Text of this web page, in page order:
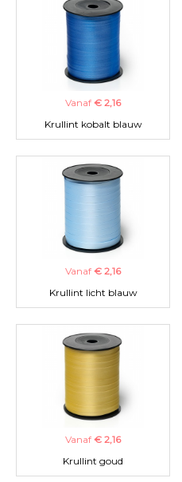
Vanaf € 2,16
Krullint kobalt blauw
Vanaf € 2,16
Krullint licht blauw
Vanaf € 2,16
Krullint goud